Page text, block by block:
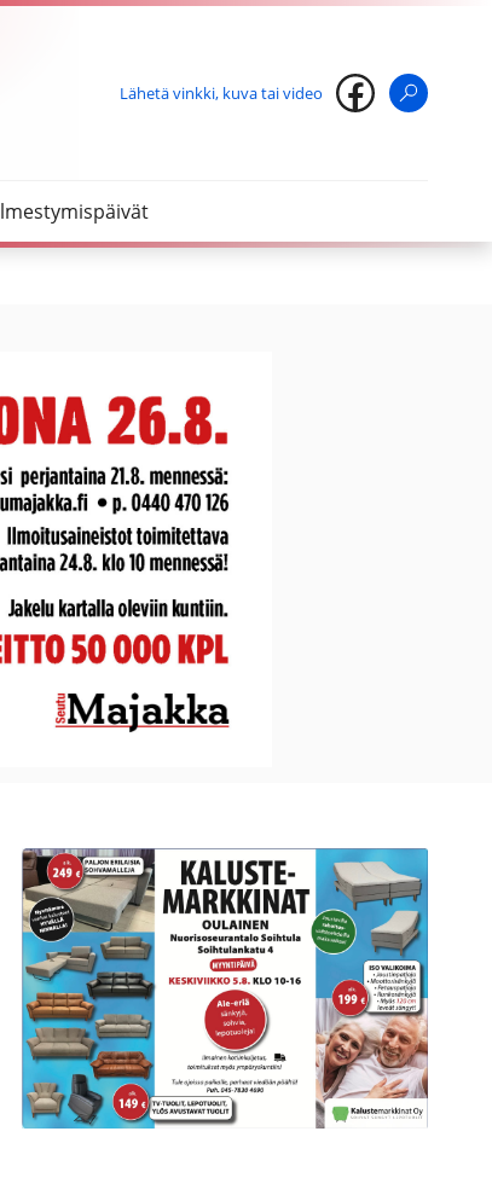
Lähetä vinkki, kuva tai video